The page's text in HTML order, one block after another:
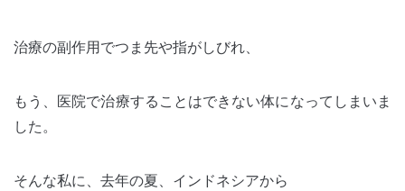
治療の副作用でつま先や指がしびれ、
もう、医院で治療することはできない体になってしまいま
した。
そんな私に、去年の夏、インドネシアから